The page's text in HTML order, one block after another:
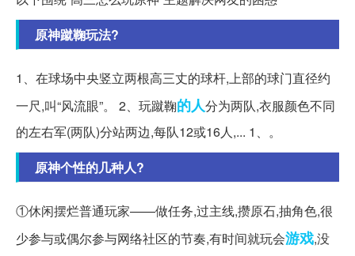
原神蹴鞠玩法?
1、在球场中央竖立两根高三丈的球杆,上部的球门直径约
一尺,叫“风流眼”。 2、玩蹴鞠的人分为两队,衣服颜色不同
的左右军(两队)分站两边,每队12或16人,... 1、。
原神个性的几种人?
①休闲摆烂普通玩家——做任务,过主线,攒原石,抽角色,很
少参与或偶尔参与网络社区的节奏,有时间就玩会游戏,没